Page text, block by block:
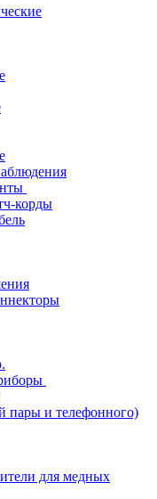
корды
пары и телефонного)
для медных